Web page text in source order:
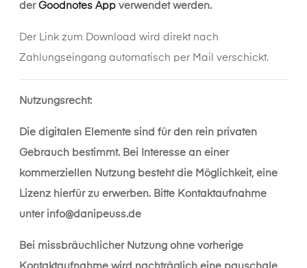
der Goodnotes App verwendet werden.
Der Link zum Download wird direkt nach
Zahlungseingang automatisch per Mail verschickt.
Nutzungsrecht:
Die digitalen Elemente sind für den rein privaten
Gebrauch bestimmt. Bei Interesse an einer
kommerziellen Nutzung besteht die Möglichkeit, eine
Lizenz hierfür zu erwerben. Bitte Kontaktaufnahme
unter info@danipeuss.de
Bei missbräuchlicher Nutzung ohne vorherige